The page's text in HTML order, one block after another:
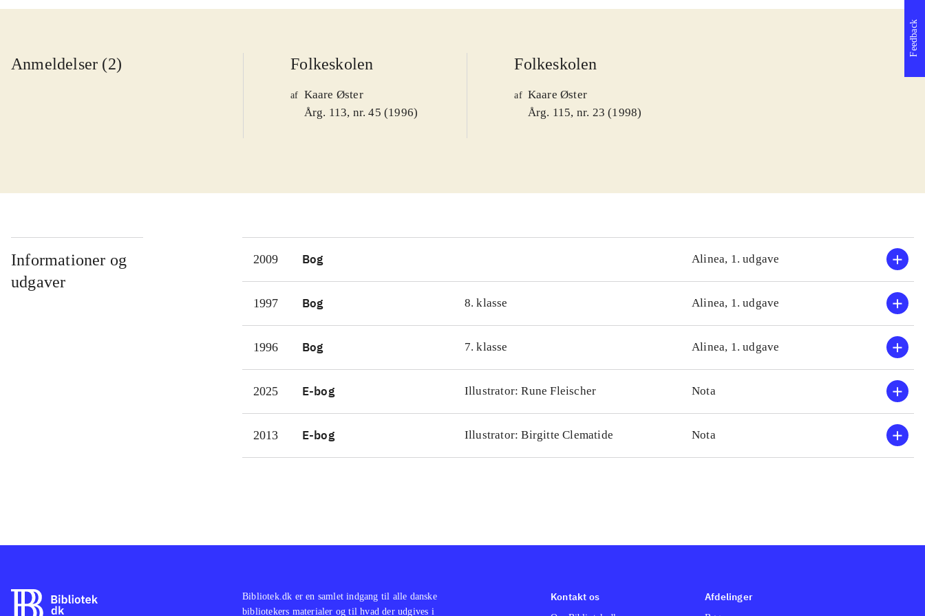
Anmeldelser (2) Folkeskolen
af Kaare Øster
Årg. 113, nr. 45 (1996)
Folkeskolen
af Kaare Øster
Årg. 115, nr. 23 (1998)
Informationer og
udgaver
2009 Bog Alinea, 1. udgave
1997 Bog 8. klasse Alinea, 1. udgave
1996 Bog 7. klasse Alinea, 1. udgave
2025 E-bog Illustrator: Rune Fleischer Nota
2013 E-bog Illustrator: Birgitte Clematide Nota
Feedback
Bibliotek.dk er en samlet indgang til alle danske
bibliotekers materialer og til hvad der udgives i
Kontakt os Afdelinger